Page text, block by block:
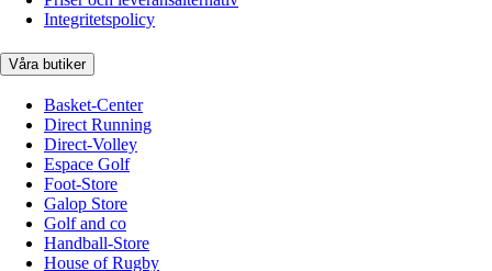
Integritetspolicy
Våra butiker
Basket-Center
Direct Running
Direct-Volley
Espace Golf
Foot-Store
Galop Store
Golf and co
Handball-Store
House of Rugby